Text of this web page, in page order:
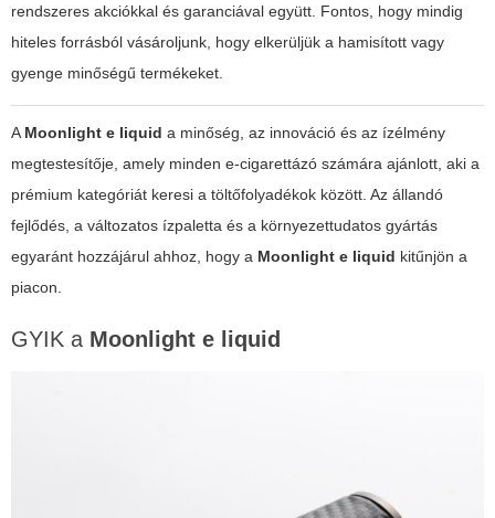
rendszeres akciókkal és garanciával együtt. Fontos, hogy mindig
hiteles forrásból vásároljunk, hogy elkerüljük a hamisított vagy
gyenge minőségű termékeket.
A Moonlight e liquid a minőség, az innováció és az ízélmény
megtestesítője, amely minden e-cigarettázó számára ajánlott, aki a
prémium kategóriát keresi a töltőfolyadékok között. Az állandó
fejlődés, a változatos ízpaletta és a környezettudatos gyártás
egyaránt hozzájárul ahhoz, hogy a Moonlight e liquid kitűnjön a
piacon.
GYIK a Moonlight e liquid